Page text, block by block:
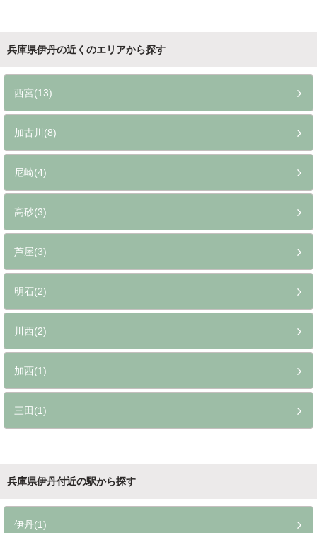
兵庫県伊丹の近くのエリアから探す
西宮(13)
加古川(8)
尼崎(4)
高砂(3)
芦屋(3)
明石(2)
川西(2)
加西(1)
三田(1)
兵庫県伊丹付近の駅から探す
伊丹(1)